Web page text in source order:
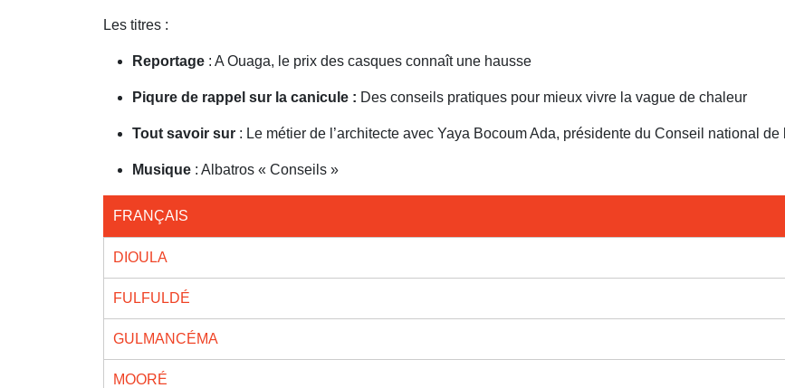
Les titres :
Reportage : A Ouaga, le prix des casques connaît une hausse
Piqure de rappel sur la canicule : Des conseils pratiques pour mieux vivre la vague de chaleur
Tout savoir sur : Le métier de l’architecte avec Yaya Bocoum Ada, présidente du Conseil national
Musique : Albatros « Conseils »
FRANÇAIS
DIOULA
FULFULDÉ
GULMANCÉMA
MOORÉ